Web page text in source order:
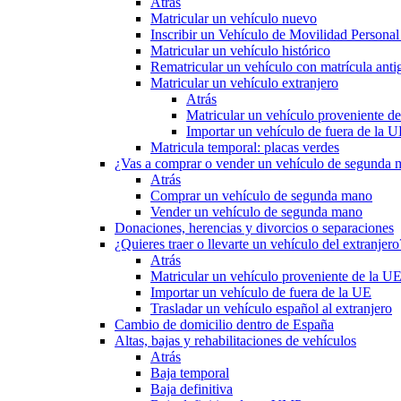
Matricular un vehículo nuevo
Inscribir un Vehículo de Movilidad
Matricular un vehículo histórico
Rematricular un vehículo con matrícula
Matricular un vehículo extranjero
Atrás
Matricular un vehículo proveniente
Importar un vehículo de fuera de la
Matricula temporal: placas verdes
¿Vas a comprar o vender un vehículo de segunda
Atrás
Comprar un vehículo de segunda mano
Vender un vehículo de segunda mano
Donaciones, herencias y divorcios o separaciones
¿Quieres traer o llevarte un vehículo del
Atrás
Matricular un vehículo proveniente de la UE
Importar un vehículo de fuera de la UE
Trasladar un vehículo español al extranjero
Cambio de domicilio dentro de España
Altas, bajas y rehabilitaciones de vehículos
Atrás
Baja temporal
Baja definitiva